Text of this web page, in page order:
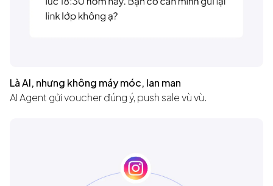
Là AI, nhưng không máy móc, lan man
AI Agent gửi voucher đúng ý, push sale vù vù.